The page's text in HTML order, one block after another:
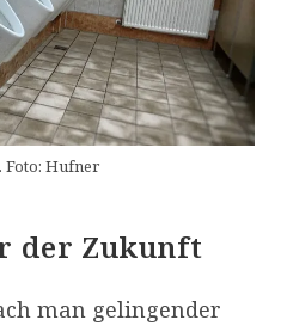
Foto: Hufner
der Zukunft
man gelingender